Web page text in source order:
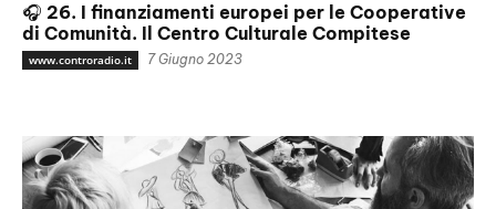
🎧 26. I finanziamenti europei per le Cooperative
di Comunità. Il Centro Culturale Compitese
www.controradio.it 7 Giugno 2023